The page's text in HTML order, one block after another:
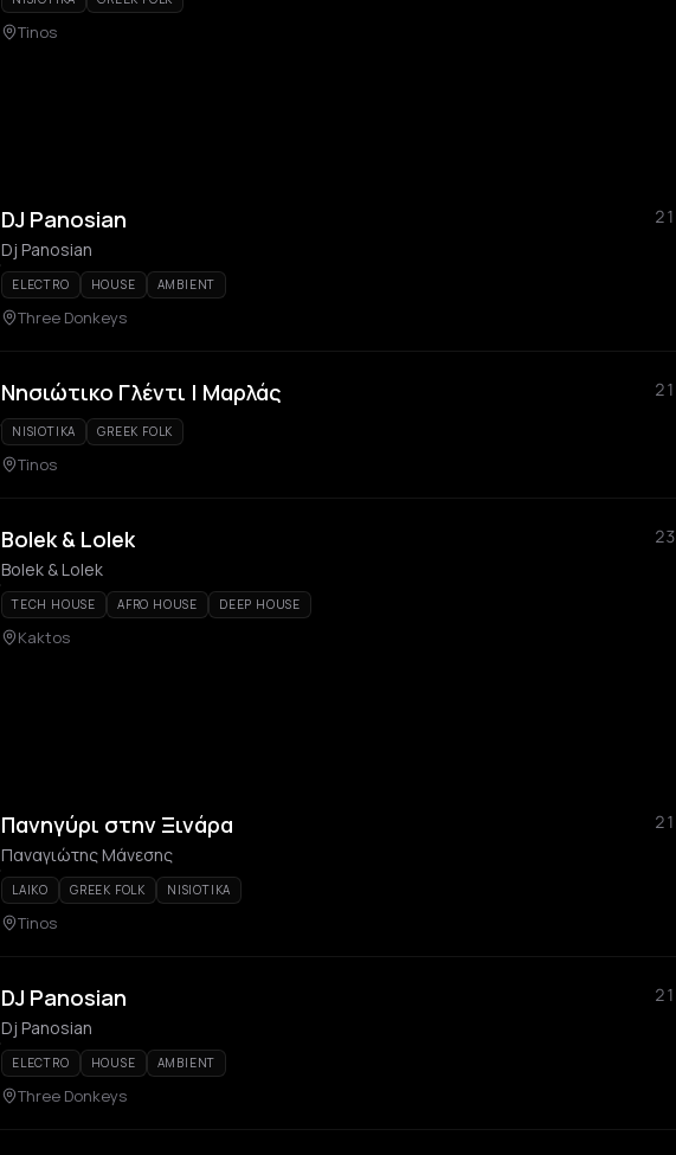
Tinos
DJ Panosian
Dj Panosian
ELECTRO HOUSE AMBIENT
Three Donkeys
Νησιώτικο Γλέντι | Μαρλάς
NISIOTIKA GREEK FOLK
Tinos
Bolek & Lolek
Bolek & Lolek
TECH HOUSE AFRO HOUSE DEEP HOUSE
Kaktos
Πανηγύρι στην Ξινάρα
Παναγιώτης Μάνεσης
LAIKO GREEK FOLK NISIOTIKA
Tinos
DJ Panosian
Dj Panosian
ELECTRO HOUSE AMBIENT
Three Donkeys